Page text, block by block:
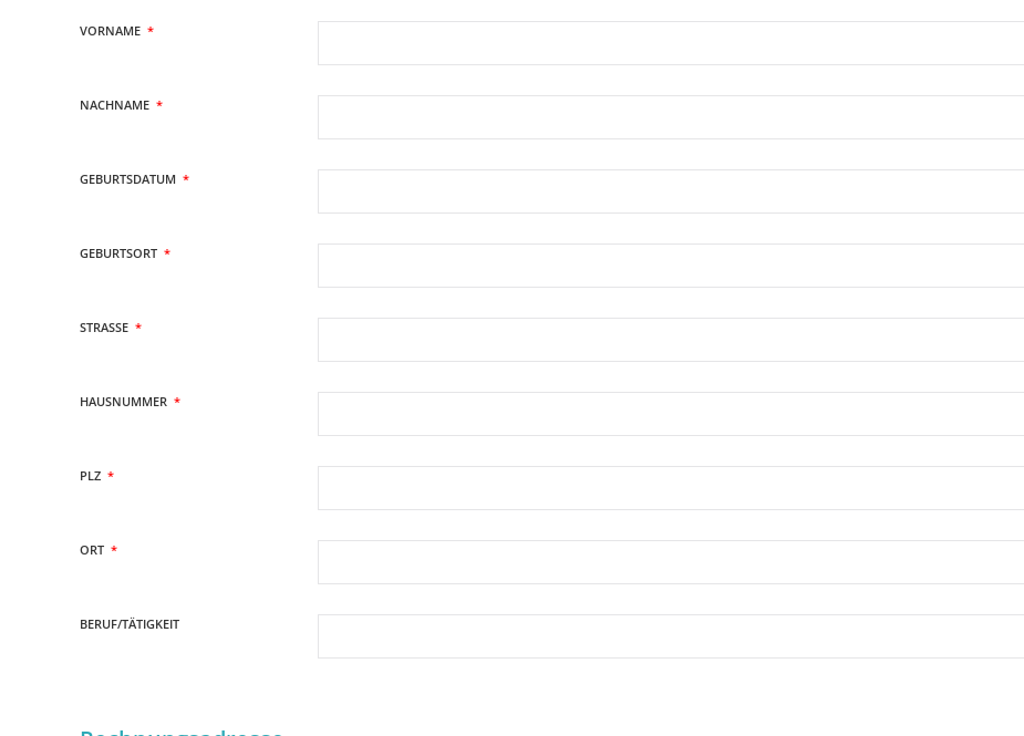
VORNAME *
NACHNAME *
GEBURTSDATUM *
GEBURTSORT *
STRASSE *
HAUSNUMMER *
PLZ *
ORT *
BERUF/TÄTIGKEIT